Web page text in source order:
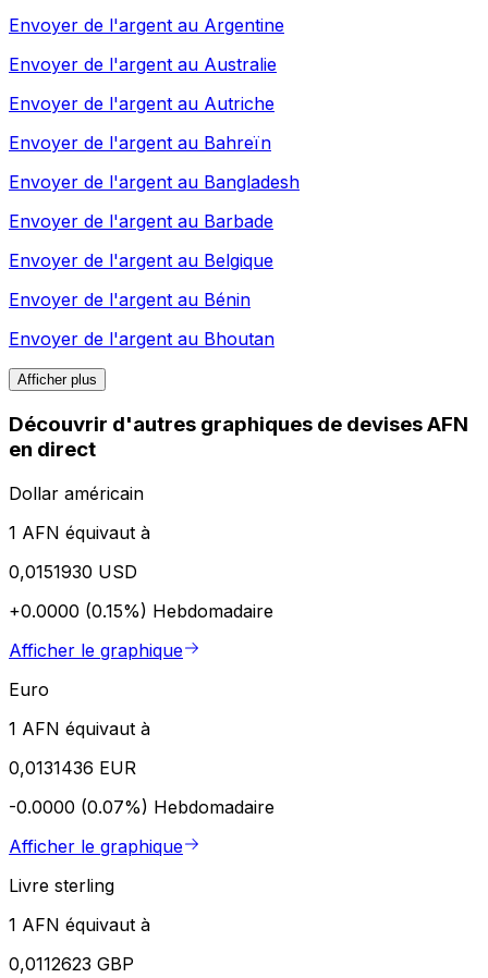
Envoyer de l'argent au Argentine
Envoyer de l'argent au Australie
Envoyer de l'argent au Autriche
Envoyer de l'argent au Bahreïn
Envoyer de l'argent au Bangladesh
Envoyer de l'argent au Barbade
Envoyer de l'argent au Belgique
Envoyer de l'argent au Bénin
Envoyer de l'argent au Bhoutan
Afficher plus
Découvrir d'autres graphiques de devises AFN
en direct
Dollar américain
1 AFN équivaut à
0,0151930 USD
+0.0000 (0.15%) Hebdomadaire
Afficher le graphique
Euro
1 AFN équivaut à
0,0131436 EUR
-0.0000 (0.07%) Hebdomadaire
Afficher le graphique
Livre sterling
1 AFN équivaut à
0,0112623 GBP